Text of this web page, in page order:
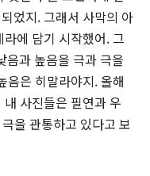
었지. 그래서 사막의 아
에 담기 시작했어. 그
음과 높음을 극과 극을
음은 히말라야지. 올해
사진들은 필연과 우
을 관통하고 있다고 보